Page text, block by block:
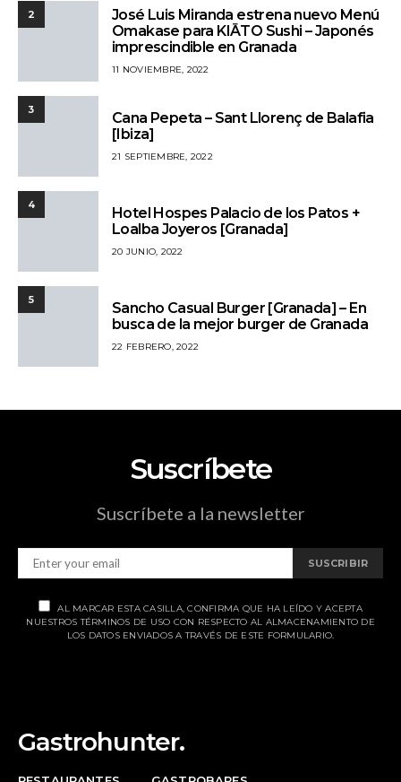
2
José Luis Miranda estrena nuevo Menú
Omakase para KIĀTO Sushi – Japonés
imprescindible en Granada
11 NOVIEMBRE, 2022
3
Cana Pepeta – Sant Llorenç de Balafia
[Ibiza]
21 SEPTIEMBRE, 2022
4
Hotel Hospes Palacio de los Patos +
Loalba Joyeros [Granada]
20 JUNIO, 2022
5
Sancho Casual Burger [Granada] – En
busca de la mejor burger de Granada
22 FEBRERO, 2022
Suscríbete
Suscríbete a la newsletter
SUSCRIBIR
AL MARCAR ESTA CASILLA, CONFIRMA QUE HA LEÍDO Y ACEPTA
NUESTROS TÉRMINOS DE USO CON RESPECTO AL ALMACENAMIENTO DE
LOS DATOS ENVIADOS A TRAVÉS DE ESTE FORMULARIO.
Gastrohunter.